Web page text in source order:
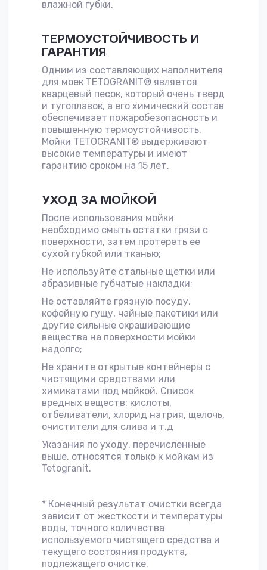
влажной губки.
ТЕРМОУСТОЙЧИВОСТЬ И
ГАРАНТИЯ
Одним из составляющих наполнителя
для моек TETOGRANIT® является
кварцевый песок, который очень тверд
и тугоплавок, а его химический состав
обеспечивает пожаробезопасность и
повышенную термоустойчивость.
Мойки TETOGRANIT® выдерживают
высокие температуры и имеют
гарантию сроком на 15 лет.
УХОД ЗА МОЙКОЙ
После использования мойки
необходимо смыть остатки грязи с
поверхности, затем протереть ее
сухой губкой или тканью;
Не используйте стальные щетки или
абразивные губчатые накладки;
Не оставляйте грязную посуду,
кофейную гущу, чайные пакетики или
другие сильные окрашивающие
вещества на поверхности мойки
надолго;
Не храните открытые контейнеры с
чистящими средствами или
химикатами под мойкой. Список
вредных веществ: кислоты,
отбеливатели, хлорид натрия, щелочь,
очистители для слива и т.д
Указания по уходу, перечисленные
выше, относятся только к мойкам из
Tetogranit.
* Конечный результат очистки всегда
зависит от жесткости и температуры
воды, точного количества
используемого чистящего средства и
текущего состояния продукта,
подлежащего очистке.